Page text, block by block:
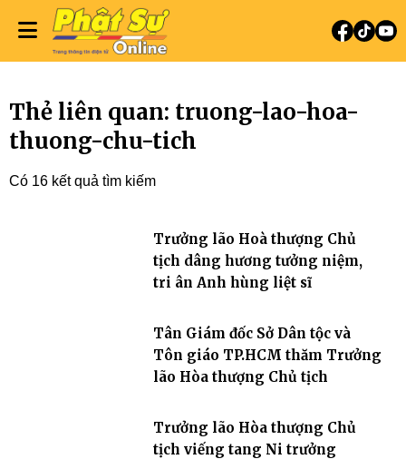
Thẻ liên quan: truong-lao-hoa-
thuong-chu-tich
Có 16 kết quả tìm kiếm
Trưởng lão Hoà thượng Chủ
tịch dâng hương tưởng niệm,
tri ân Anh hùng liệt sĩ
Tân Giám đốc Sở Dân tộc và
Tôn giáo TP.HCM thăm Trưởng
lão Hòa thượng Chủ tịch
Trưởng lão Hòa thượng Chủ
tịch viếng tang Ni trưởng